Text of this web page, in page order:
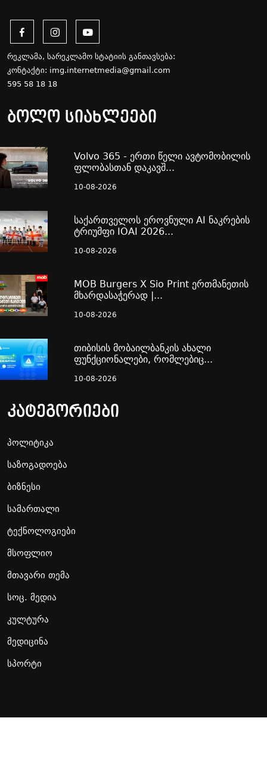
რეკლამა, სარეკლამო სტატიის განთავსება:
კონტაქტი: img.internetmedia@gmail.com
595 58 18 18
ბოლო სიახლეები
Volvo 365 - ერთი წელი ავტომობილის
ფლობასთან დაკავშ...
10-08-2026
საქართველოს ეროვნული AI ნაკრების
ტრიუმფი IOAI 2026...
10-08-2026
MOB Burgers X Sio Print ერთმანეთის
მხარდასაჭერად |...
10-08-2026
თიბისის მობაილბანკის ახალი
ფუნქციონალები, რომლებიც...
10-08-2026
კატეგორიები
პოლიტიკა
საზოგადოება
ბიზნესი
სამართალი
ტექნოლოგიები
მსოფლიო
მთავარი თემა
სოც. მედია
კულტურა
მედიცინა
სპორტი